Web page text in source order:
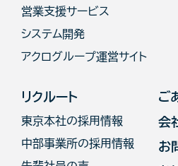
営業支援サービス
システム開発
アクログループ運営サイト
リクルート
東京本社の採用情報
中部事業所の採用情報
ご
会
お